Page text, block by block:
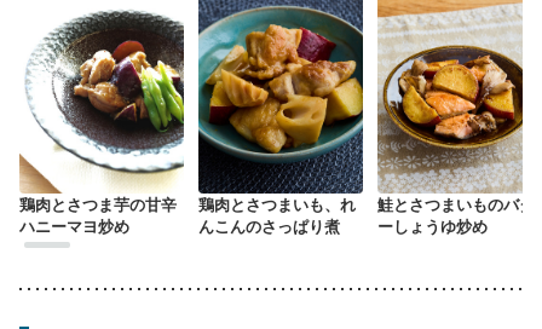
鶏肉とさつま芋の甘辛
ハニーマヨ炒め
鶏肉とさつまいも、れ
んこんのさっぱり煮
鮭とさつまいものバタ
ーしょうゆ炒め